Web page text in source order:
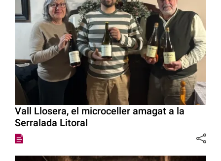
Vall Llosera, el microceller amagat a la
Serralada Litoral